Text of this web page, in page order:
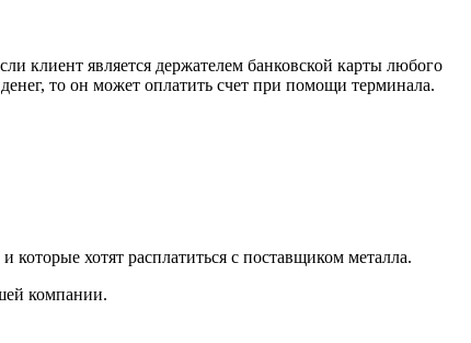
клиент является держателем банковской карты любого
то он может оплатить счет при помощи терминала.
хотят расплатиться с поставщиком металла.
компании.